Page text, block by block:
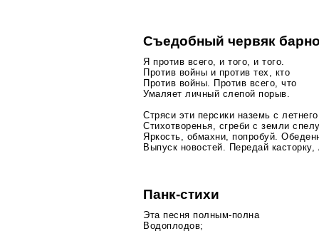
Съедобный червяк
Я против всего, и того, и того.
Против войны и против тех, кто
Против войны. Против всего, что
Умаляет личный слепой порыв.
Стряси эти персики наземь с летнего
Стихотворенья, сгреби с земли
Яркость, обмахни, попробуй.
Выпуск новостей. Передай
Панк-стихи
Эта песняполным-полна
Водоплодов;